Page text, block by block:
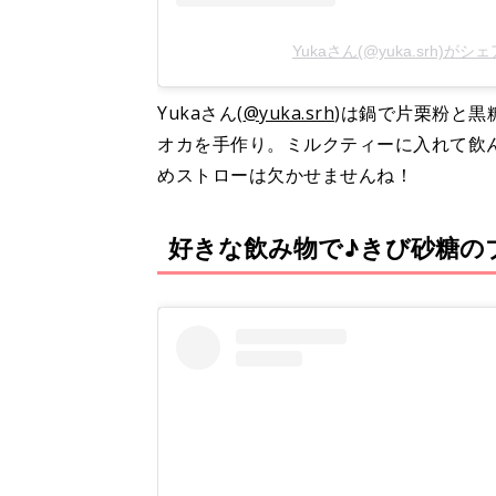
Yukaさん(@yuka.srh)がシェ
Yukaさん(@yuka.srh)は鍋で片栗粉と黒
オカを手作り。ミルクティーに入れて
めストローは欠かせませんね！
好きな飲み物で♪きび砂糖